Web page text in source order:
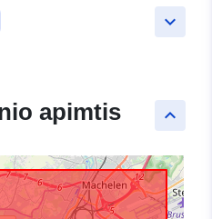
keyboard_arrow_down
keyboard_arrow_up
apimtis